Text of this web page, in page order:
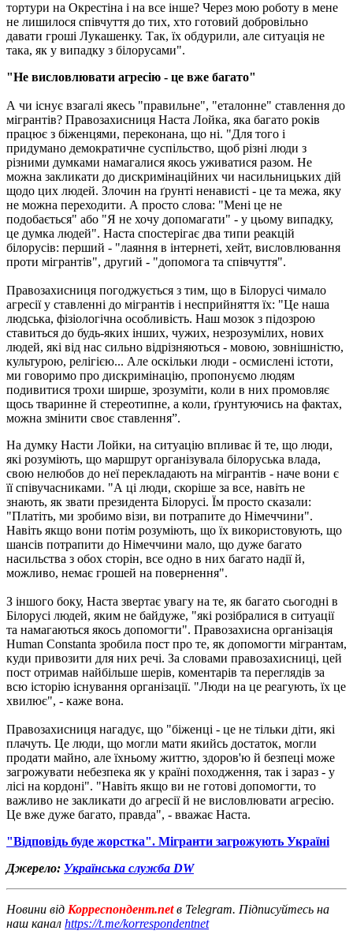
тортури на Окрестіна і на все інше? Через мою роботу в мене
не лишилося співчуття до тих, хто готовий добровільно
давати гроші Лукашенку. Так, їх обдурили, але ситуація не
така, як у випадку з білорусами".
"Не висловлювати агресію - це вже багато"
А чи існує взагалі якесь "правильне", "еталонне" ставлення до
мігрантів? Правозахисниця Наста Лойка, яка багато років
працює з біженцями, переконана, що ні. "Для того і
придумано демократичне суспільство, щоб різні люди з
різними думками намагалися якось уживатися разом. Не
можна закликати до дискримінаційних чи насильницьких дій
щодо цих людей. Злочин на ґрунті ненависті - це та межа, яку
не можна переходити. А просто слова: "Мені це не
подобається" або "Я не хочу допомагати" - у цьому випадку,
це думка людей". Наста спостерігає два типи реакцій
білорусів: перший - "лаяння в інтернеті, хейт, висловлювання
проти мігрантів", другий - "допомога та співчуття".
Правозахисниця погоджується з тим, що в Білорусі чимало
агресії у ставленні до мігрантів і несприйняття їх: "Це наша
людська, фізіологічна особливість. Наш мозок з підозрою
ставиться до будь-яких інших, чужих, незрозумілих, нових
людей, які від нас сильно відрізняються - мовою, зовнішністю,
культурою, релігією... Але оскільки люди - осмислені істоти,
ми говоримо про дискримінацію, пропонуємо людям
подивитися трохи ширше, зрозуміти, коли в них промовляє
щось тваринне й стереотипне, а коли, ґрунтуючись на фактах,
можна змінити своє ставлення”.
На думку Насти Лойки, на ситуацію впливає й те, що люди,
які розуміють, що маршрут організувала білоруська влада,
свою нелюбов до неї перекладають на мігрантів - наче вони є
її співучасниками. "А ці люди, скоріше за все, навіть не
знають, як звати президента Білорусі. Їм просто сказали:
"Платіть, ми зробимо візи, ви потрапите до Німеччини".
Навіть якщо вони потім розуміють, що їх використовують, що
шансів потрапити до Німеччини мало, що дуже багато
насильства з обох сторін, все одно в них багато надії й,
можливо, немає грошей на повернення".
З іншого боку, Наста звертає увагу на те, як багато сьогодні в
Білорусі людей, яким не байдуже, "які розібралися в ситуації
та намагаються якось допомогти". Правозахисна організація
Human Constanta зробила пост про те, як допомогти мігрантам,
куди привозити для них речі. За словами правозахисниці, цей
пост отримав найбільше шерів, коментарів та переглядів за
всю історію існування організації. "Люди на це реагують, їх це
хвилює", - каже вона.
Правозахисниця нагадує, що "біженці - це не тільки діти, які
плачуть. Це люди, що могли мати якийсь достаток, могли
продати майно, але їхньому життю, здоров'ю й безпеці може
загрожувати небезпека як у країні походження, так і зараз - у
лісі на кордоні". "Навіть якщо ви не готові допомогти, то
важливо не закликати до агресії й не висловлювати агресію.
Це вже дуже багато, правда", - вважає Наста.
"Відповідь буде жорстка". Мігранти загрожують Україні
Джерело: Українська служба DW
Новини від Корреспондент.netв Telegram. Підписуйтесь на
наш канал https://t.me/korrespondentnet